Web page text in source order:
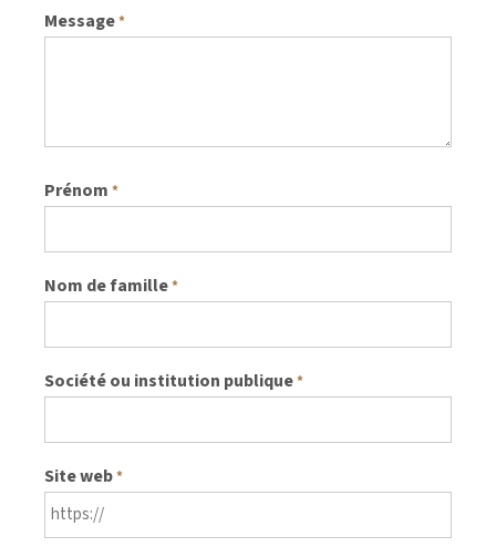
Message*
Prénom *
Nom de famille*
Société ou institution publique*
Site web*